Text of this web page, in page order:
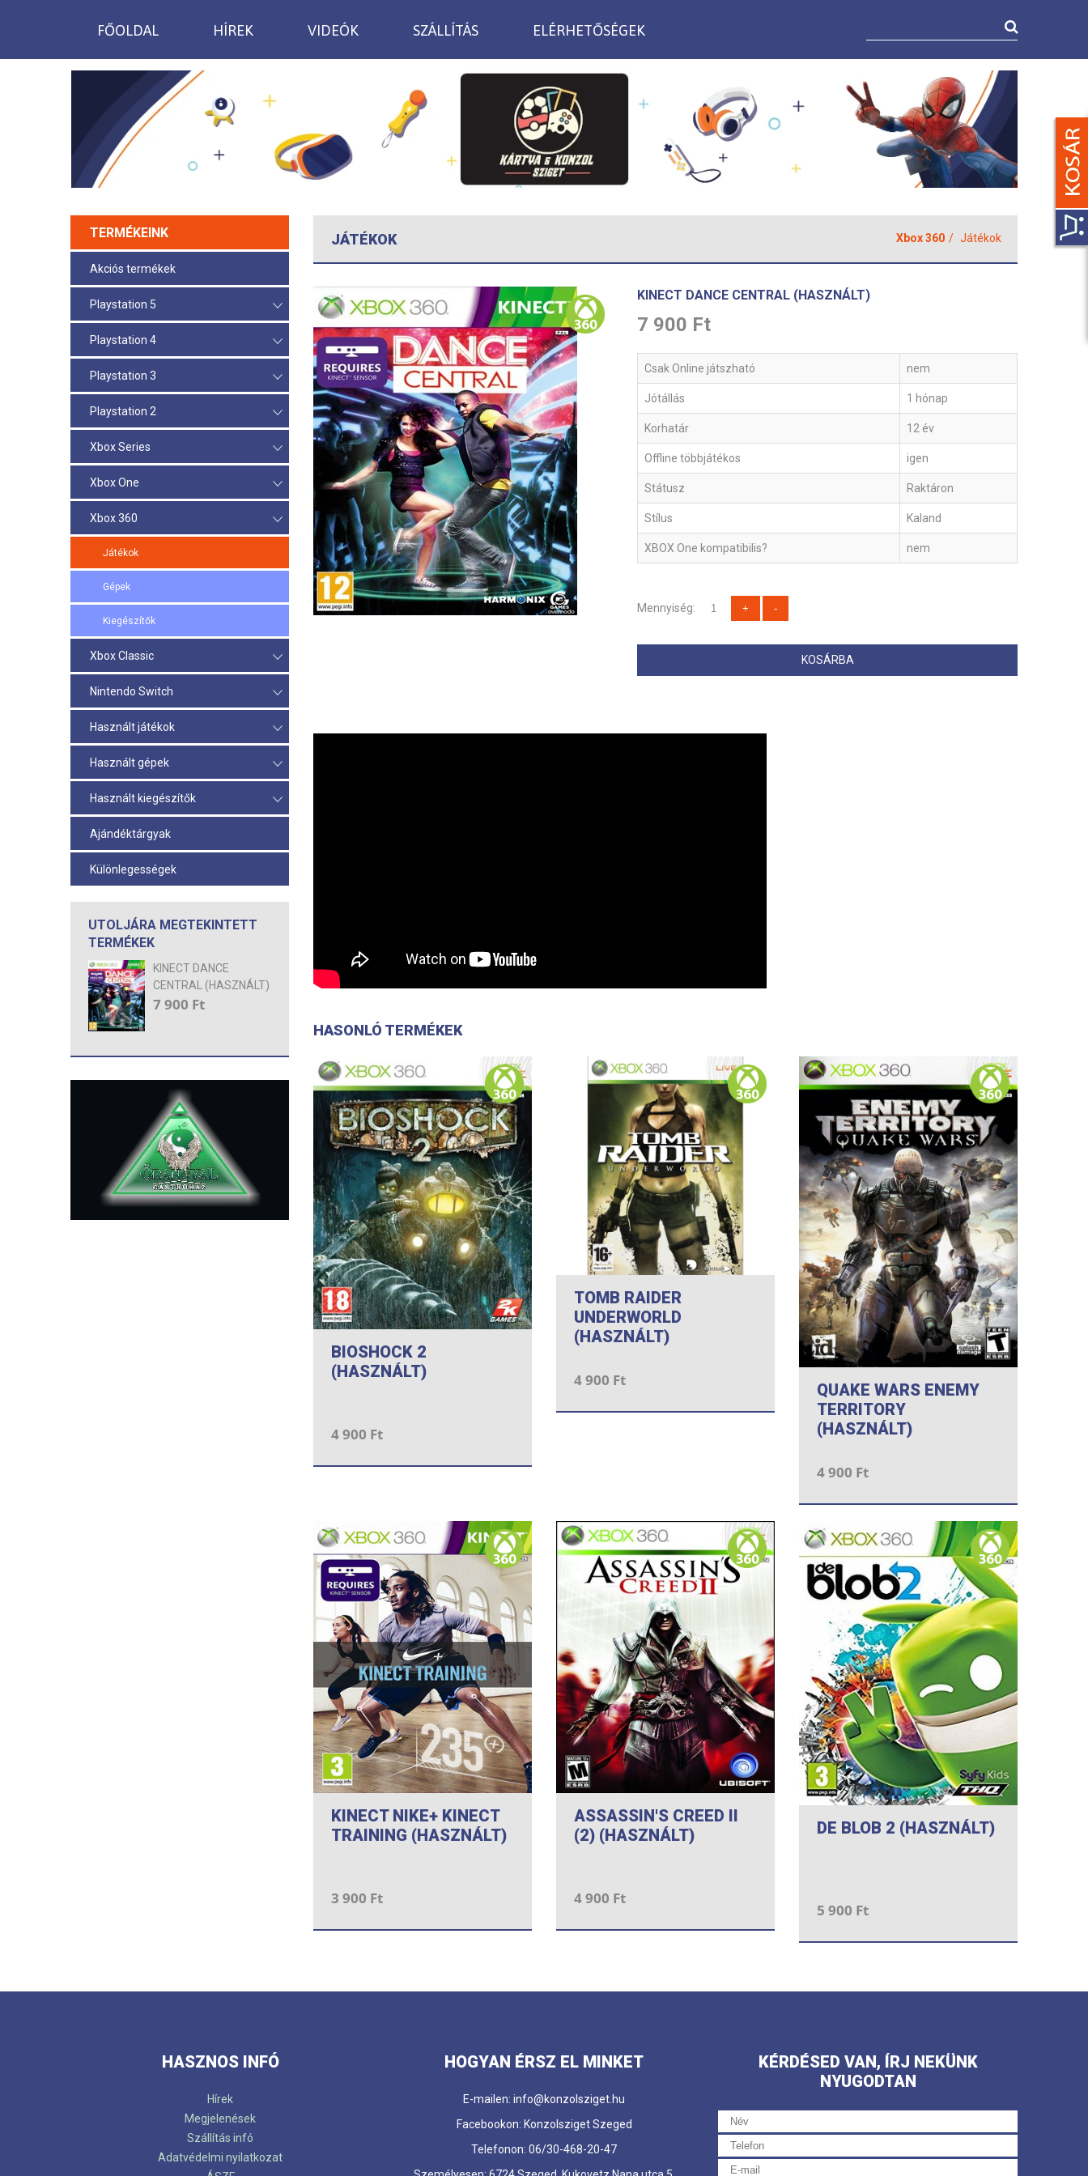
FŐOLDAL HÍREK VIDEÓK SZÁLLÍTÁS ELÉRHETŐSÉGEK
TERMÉKEINK
Akciós termékek
Playstation 5
Playstation 4
Playstation 3
Playstation 2
Xbox Series
Xbox One
Xbox 360
Játékok
Gépek
Kiegészítők
Xbox Classic
Nintendo Switch
Használt játékok
Használt gépek
Használt kiegészítők
Ajándéktárgyak
Különlegességek
UTOLJÁRA MEGTEKINTETT
TERMÉKEK
KINECT DANCE
CENTRAL (HASZNÁLT)
7 900 Ft
JÁTÉKOK Xbox 360 Játékok
KINECT DANCE CENTRAL (HASZNÁLT)
7 900 Ft
Csak Online játszható nem
Jótállás 1 hónap
Korhatár 12 év
Offline többjátékos igen
Státusz Raktáron
Stílus Kaland
XBOX One kompatibilis? nem
Mennyiség:
KOSÁRBA
HASONLÓ TERMÉKEK
BIOSHOCK 2
(HASZNÁLT)
4 900 Ft
TOMB RAIDER
UNDERWORLD
(HASZNÁLT)
4 900 Ft
QUAKE WARS ENEMY
TERRITORY
(HASZNÁLT)
4 900 Ft
KINECT NIKE+ KINECT
TRAINING (HASZNÁLT)
3 900 Ft
ASSASSIN'S CREED II
(2) (HASZNÁLT)
4 900 Ft
DE BLOB 2 (HASZNÁLT)
5 900 Ft
HASZNOS INFÓ
Hírek
Megjelenések
Szállítás infó
Adatvédelmi nyilatkozat
HOGYAN ÉRSZ EL MINKET
E-mailen: info@konzolsziget.hu
Facebookon: Konzolsziget Szeged
Telefonon: 06/30-468-20-47
KÉRDÉSED VAN, ÍRJ NEKÜNK
NYUGODTAN